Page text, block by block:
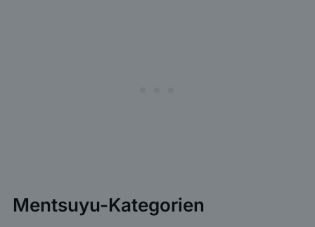
Mentsuyu-Kategorien